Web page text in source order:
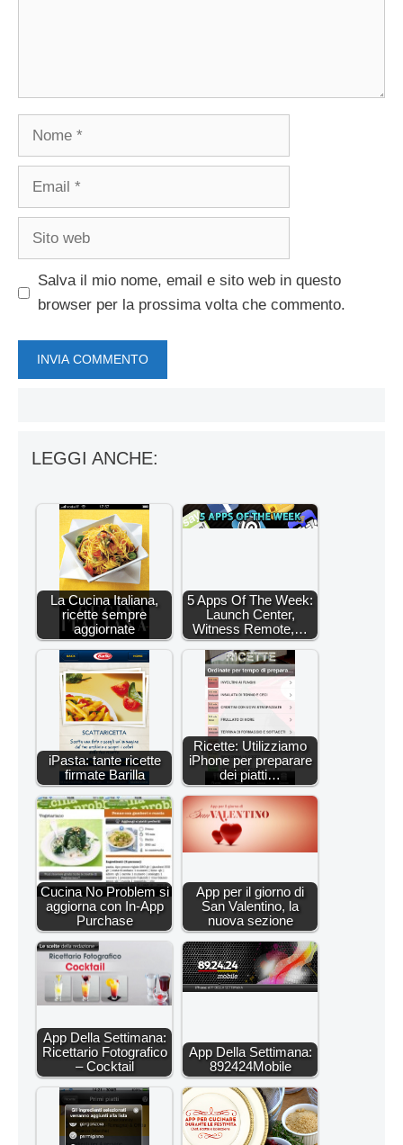
Nome
Email
Sito
Salva il mio nome, email e sito web in questo
browser per la prossima volta che commento.
LEGGI ANCHE:
La Cucina Italiana,
ricette sempre
aggiornate
5 Apps Of The Week:
Launch Center,
Witness Remote,…
iPasta: tante ricette
firmate Barilla
Ricette: Utilizziamo
iPhone per preparare
dei piatti…
Cucina No Problem si
aggiorna con In-App
Purchase
App per il giorno di
San Valentino, la
nuova sezione
App Della Settimana:
Ricettario Fotografico
– Cocktail
App Della Settimana:
892424Mobile